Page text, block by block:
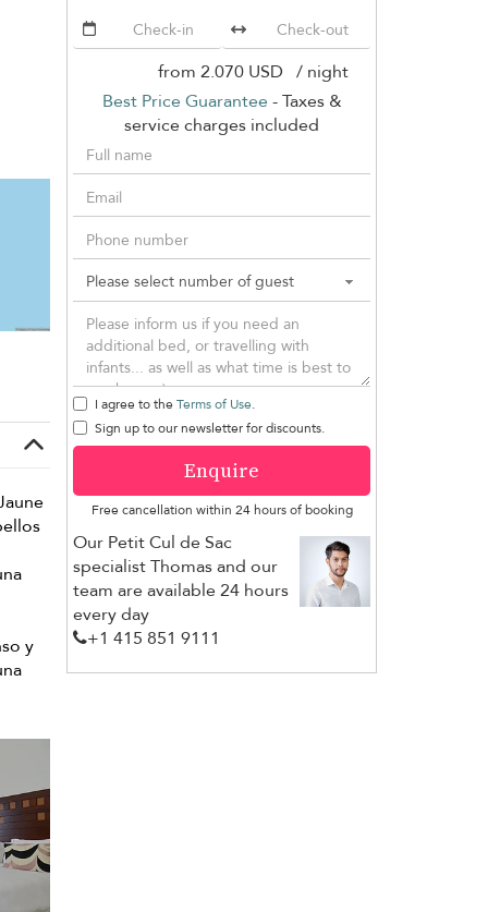
y
from 2.070 USD / night
Best Price Guarantee - Taxes &
service charges included
I agree to the Terms of Use.
Sign up to our newsletter for discounts.
Enquire
Free cancellation within 24 hours of booking
Our Petit Cul de Sac
specialist Thomas and our
team are available 24 hours
every day
+1 ​415 851 9111